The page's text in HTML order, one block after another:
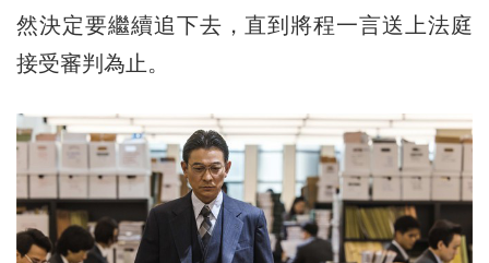
然決定要繼續追下去，直到將程一言送上法庭
接受審判為止。